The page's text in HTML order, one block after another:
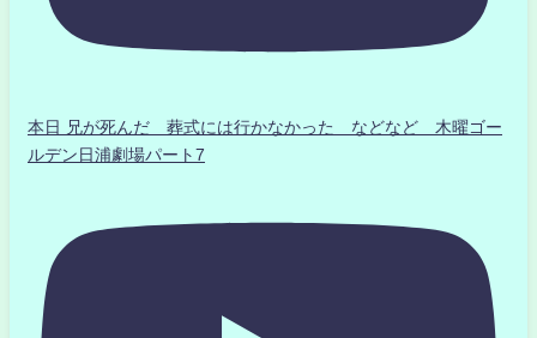
本日 兄が死んだ 葬式には行かなかった などなど 木曜ゴー
ルデン日浦劇場パート7